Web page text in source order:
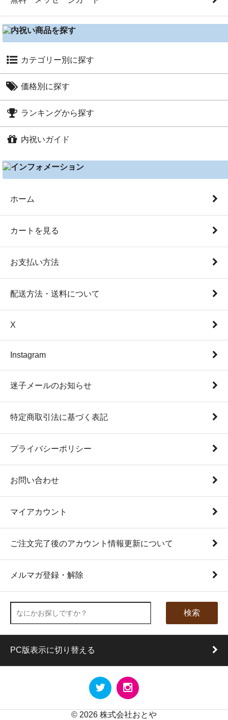
カテゴリー別に探す
カタログギフト（総合）
カタログギフト（グルメ）
グルメ・スイーツ
タオル・生活雑貨
ベビー・キッズ
価格別に探す
～1,000円
～2,000円
～3,000円
～5,000円
5,001円以上
ランキングから探す
出産内祝い人気ランキング
出産祝い人気ランキング
結婚祝い人気ランキング
内祝いガイド
└内祝いガイド TOP
ホーム
カートを見る
お支払い方法
配送方法・送料について
X
Instagram
迷子メールのお知らせ
特定商取引法に基づく表記
プライバシーポリシー
お問い合わせ
マイアカウント
ご注文完了後のアカウント情報更新について
メルマガ登録・解除
検索
PC版表示に切り替える
© 2026 株式会社おとや